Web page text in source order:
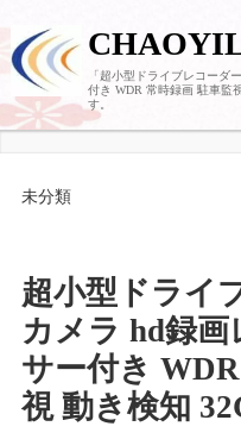
「超小型ドライブレコーダ
付き WDR 常時録画 駐車監
す。
未分類
超小型ドライ
カメラ hd録
サー付き
視 動き検知